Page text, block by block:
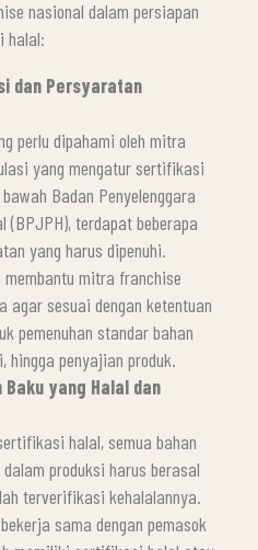
nasional dalam persiapan
halal:
dan Persyaratan
perlu dipahami oleh mitra
yang mengatur sertifikasi
Badan Penyelenggara
(BPJPH), terdapat beberapa
yang harus dipenuhi.
mitra franchise
agar sesuai dengan ketentuan
pemenuhan standar bahan
hingga penyajian produk.
Baku yang Halal dan
halal, semua bahan
produksi harus berasal
terverifikasi kehalalannya.
sama dengan pemasok